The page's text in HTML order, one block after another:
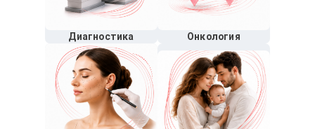
Диагностика Онкология